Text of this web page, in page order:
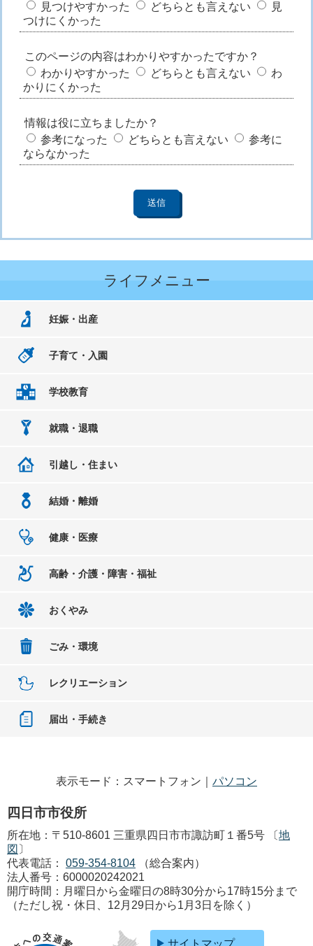
見つけやすかった
どちらとも言えない
見
つけにくかった
このページの内容はわかりやすかったですか？
わかりやすかった
どちらとも言えない
わ
かりにくかった
情報は役に立ちましたか？
参考になった
どちらとも言えない
参考に
ならなかった
ライフメニュー
妊娠・出産
子育て・入園
学校教育
就職・退職
引越し・住まい
結婚・離婚
健康・医療
高齢・介護・障害・福祉
おくやみ
ごみ・環境
レクリエーション
届出・手続き
表示モード：スマートフォン｜ パソコン
四日市市役所
所在地：〒510-8601 三重県四日市市諏訪町１番5号 〔地
図 〕
代表電話：
059-354-8104
（総合案内）
法人番号：6000020242021
開庁時間：月曜日から金曜日の8時30分から17時15分まで
（ただし祝・休日、12月29日から1月3日を除く）
サイトマップ